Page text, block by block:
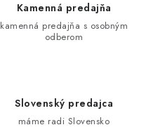
Kamenná predajňa
kamenná predajňa s osobným
odberom
Slovenský predajca
máme radi Slovensko